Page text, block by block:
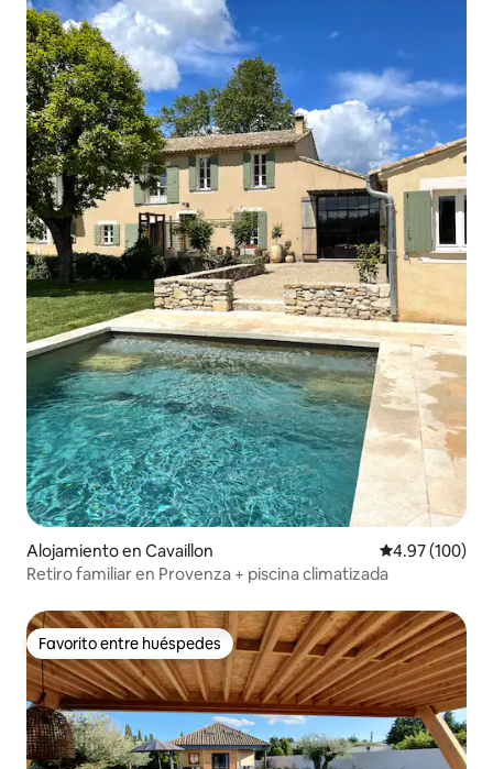
Alojamiento en Cavaillon Calificación
4.97 (100)
Retiro familiar en Provenza + piscina climatizada
Favorito entre huéspedes
Favorito entre huéspedes